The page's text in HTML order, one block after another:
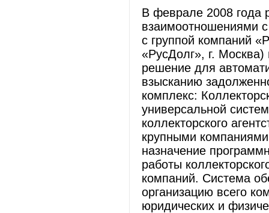
В феврале 2008 года
взаимоотношениями
с группой компаний
«РусДолг», г.
решение для
взысканию
комплекс:
универсальной
коллекторского
крупными
назначение
работы
компаний. Система
организацию всего
юридических и